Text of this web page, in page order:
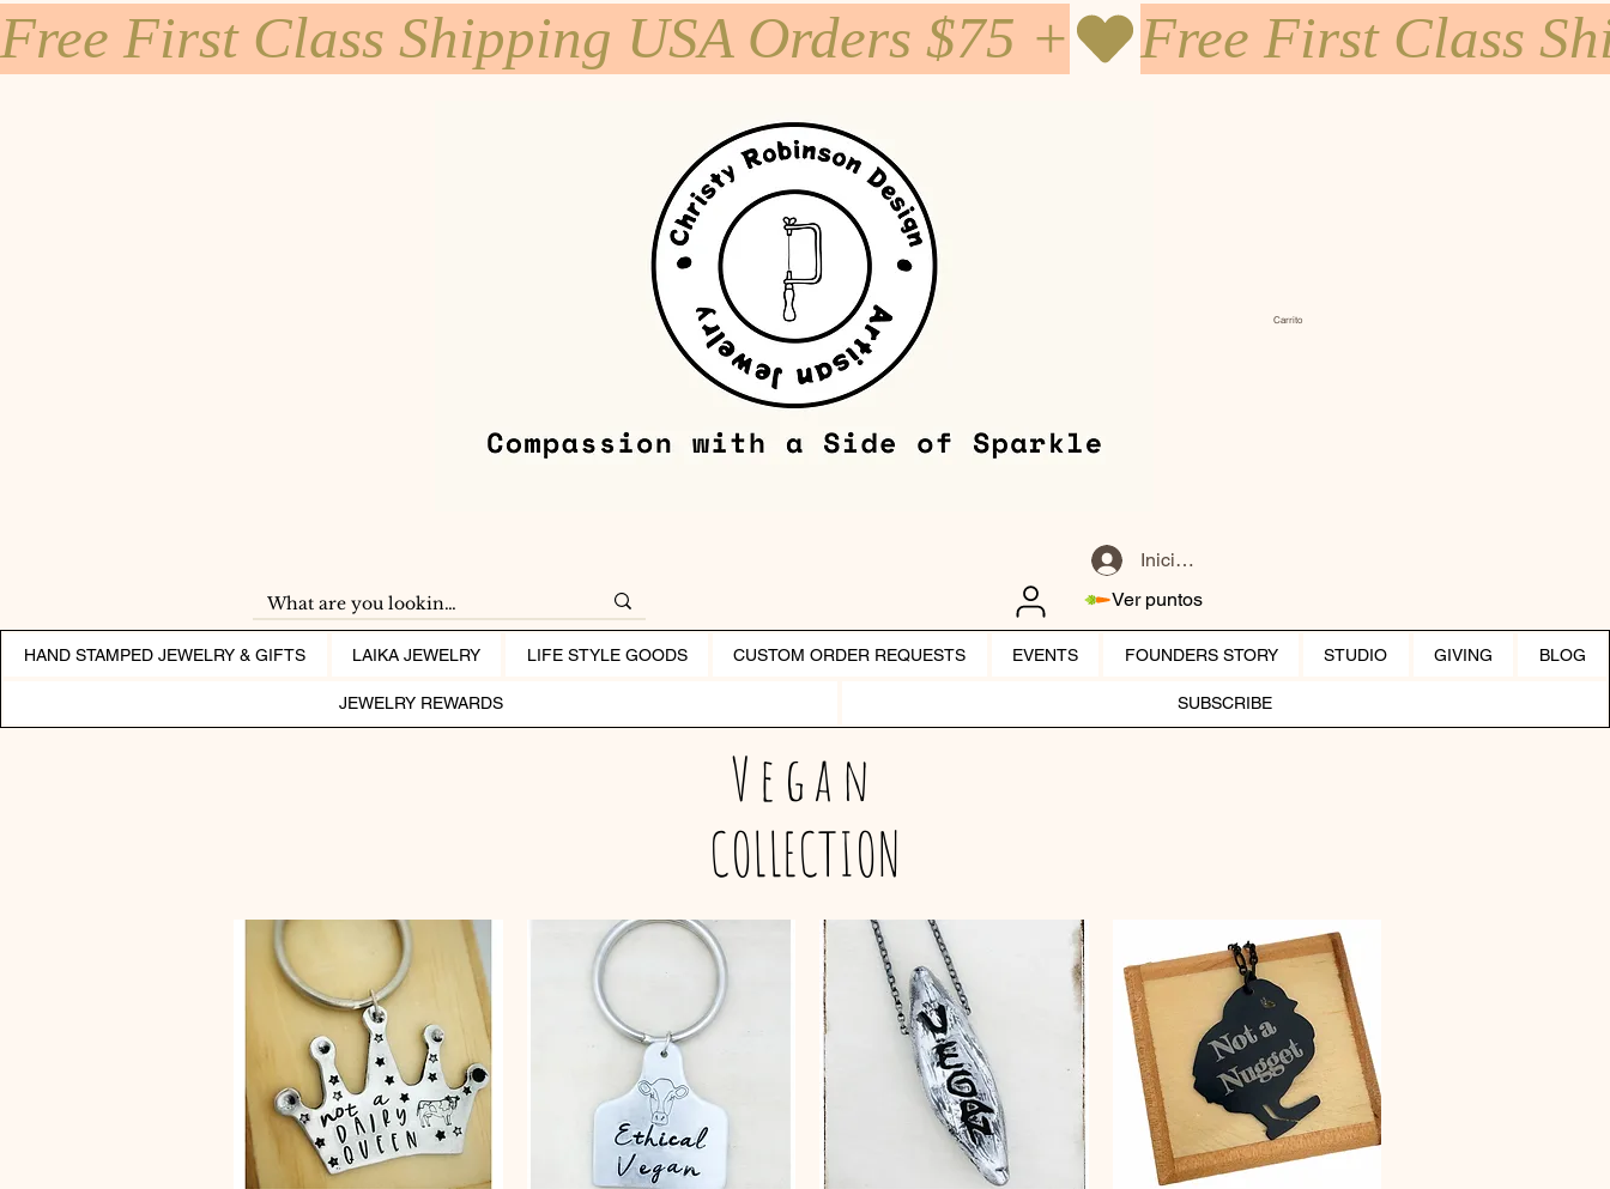
Free First Class Shipping USA Orders $75 +
Iniciar sesión
Ver puntos
Carrito
HAND STAMPED JEWELRY & GIFTS LAIKA JEWELRY LIFE STYLE GOODS CUSTOM ORDER REQUESTS EVENTS FOUNDERS STORY STUDIO GIVING BLOG
JEWELRY REWARDS SUBSCRIBE
Vegan
COLLECTION